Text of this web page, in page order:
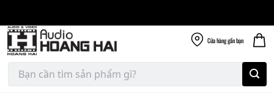
content
Cửa hànggần bạn
Tìm
kiếm: